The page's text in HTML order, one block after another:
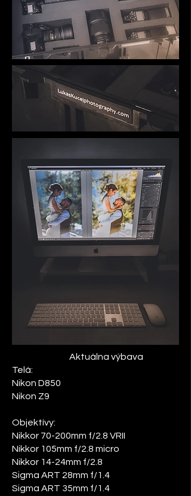
Aktuálna výbava
Telá:
Nikon D850
Nikon Z9
Objektívy:
Nikkor 70-200mm f/2.8 VRII
Nikkor 105mm f/2.8 micro
Nikkor 14-24mm f/2.8
​Sigma ART 28mm f/1.4
Sigma ART 35mm f/1.4